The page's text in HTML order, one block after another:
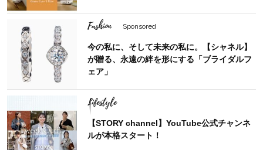
Fashion Sponsored
今の私に、そして未来の私に。【シャネル】
が贈る、永遠の絆を形にする「ブライダルフ
ェア」
Lifestyle
【STORY channel】YouTube公式チャンネ
ルが本格スタート！